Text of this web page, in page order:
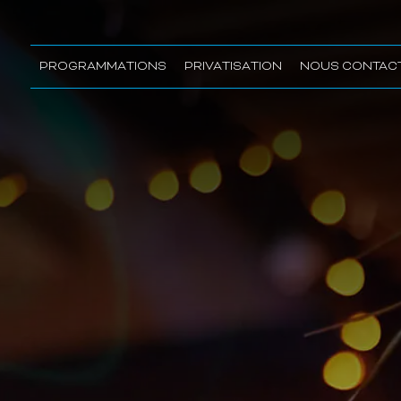
PROGRAMMATIONS PRIVATISATION NOUS